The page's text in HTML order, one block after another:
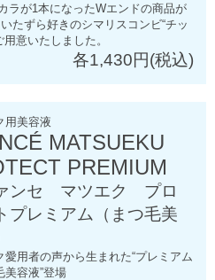
ラが1本になったWエンドの商品が
たずら好きのシマリスコンビ“チッ
意いたしました。
各1,430円(税込)
用美容液
MATSUEKU
PREMIUM
ンセ マツエク プロ
プレミアム（まつ毛美
愛用者の声から生まれた“プレミアム
美容液”登場